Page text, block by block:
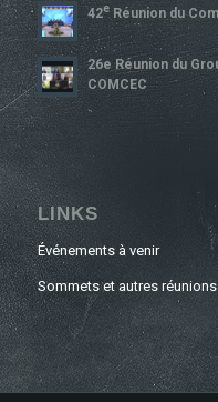
42ERéunion du
26e Réunion du
COMCEC
LINKS
Événements à venir
Sommets et autres réunions